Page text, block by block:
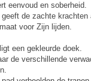
eenvoud en soberheid.
de zachte krachten
voor Zijn lijden.
een gekleurde doek.
de verschillende